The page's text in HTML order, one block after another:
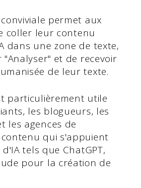
permet aux
coller leur contenu
dans une zone de texte,
et de recevoir
de leur texte.
particulièrement utile
les blogueurs, les
les agences de
qui s'appuient
tels que ChatGPT,
pour la création de